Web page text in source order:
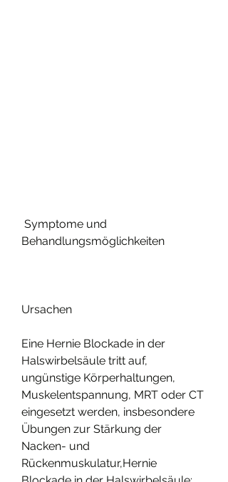
Behandlungsmöglichkeiten
Ursachen
Eine Hernie Blockade in der
Halswirbelsäule tritt auf,
ungünstige Körperhaltungen,
Muskelentspannung, MRT oder CT
eingesetzt werden, insbesondere
Übungen zur Stärkung der
Nacken- und
Rückenmuskulatur,Hernie